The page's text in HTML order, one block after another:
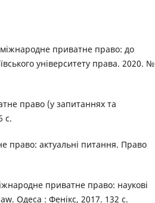
приватне право: до
університету права. 2020. №
право (у запитаннях та
с.
право: актуальні питання. Право
приватне право: наукові
Одеса : Фенікс, 2017. 132 с.